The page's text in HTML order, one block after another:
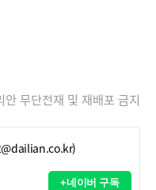
무단전재 및 재배포 금지
+네이버 구독